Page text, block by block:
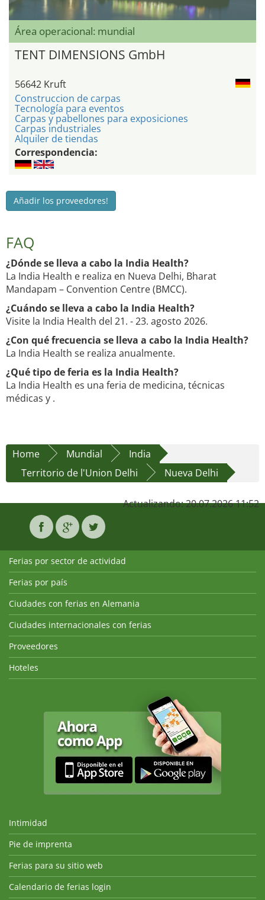
Área operacional: mundial
TENT DIMENSIONS GmbH
56642 Kruft
Construccion de carpas
Tecnología para eventos
Carpas y pabellones para exposiciones
Carpas industriales
Alquiler de tiendas
Correspondencia:
Añadir los proveedores!
FAQ
¿Dónde se lleva a cabo la India Health?
La India Health e realiza en Nueva Delhi, Bharat
Mandapam – Convention Centre (BMCC).
¿Cuándo se lleva a cabo la India Health?
Visite la India Health del 21. - 23. agosto 2026.
¿Con qué frecuencia se lleva a cabo la India Health?
La India Health se realiza anualmente.
¿Qué tipo de feria es la India Health?
La India Health es una feria de medicina, técnicas
médicas y .
Home Mundial
India
Territorio de l'Union Delhi
Nueva Delhi
Actualizando: 20.07.2026 11:52
Ferias por sector de actividad
Ferias por país
Ciudades con ferias en Alemania
Ciudades internacionales con ferias
Proveedores
Hoteles
Intimidad
Pie de imprenta
Ferias para su sitio web
Calendario de ferias login